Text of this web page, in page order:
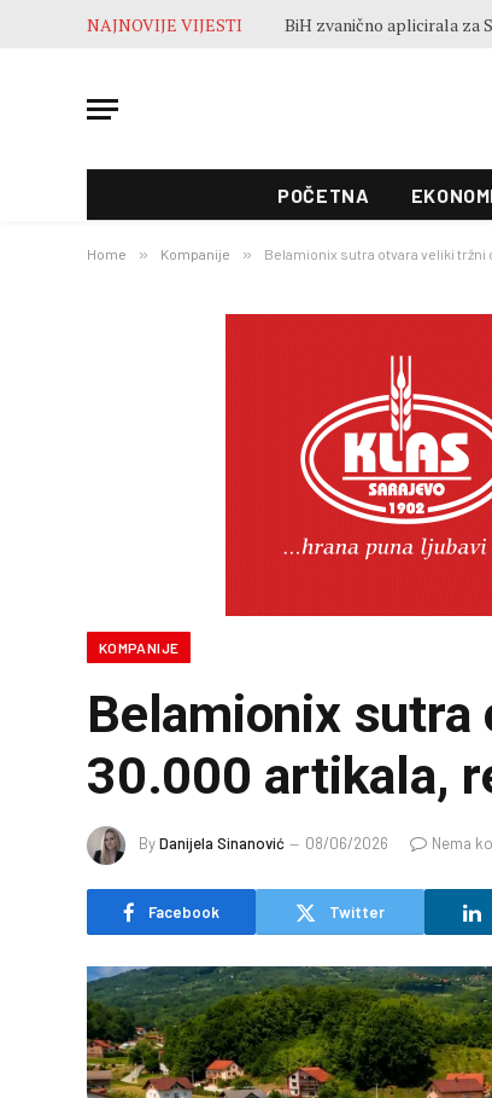
NAJNOVIJE VIJESTI
POČETNA
Home » Kompanije » Belamionix sutra otvara veliki tržni
KOMPANIJE
Belamionix
30.000 artikala,
ByDanijela Sinanović 08/06/2026 Nema
Facebook Twitter